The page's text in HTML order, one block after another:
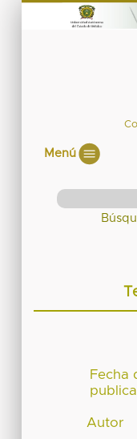
Menú
Fecha
Autor